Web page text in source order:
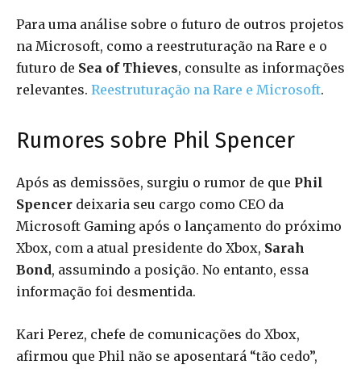
Para uma análise sobre o futuro de outros projetos
na Microsoft, como a reestruturação na Rare e o
futuro de Sea of Thieves, consulte as informações
relevantes. Reestruturação na Rare e Microsoft.
Rumores sobre Phil Spencer
Após as demissões, surgiu o rumor de que Phil
Spencer deixaria seu cargo como CEO da
Microsoft Gaming após o lançamento do próximo
Xbox, com a atual presidente do Xbox, Sarah
Bond, assumindo a posição. No entanto, essa
informação foi desmentida.
Kari Perez, chefe de comunicações do Xbox,
afirmou que Phil não se aposentará “tão cedo”,